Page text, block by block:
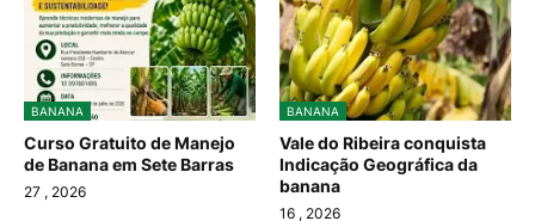
BANANA
Curso Gratuito de Manejo
de Banana em Sete Barras
27 , 2026
BANANA
Vale do Ribeira conquista
Indicação Geográfica da
banana
16 , 2026